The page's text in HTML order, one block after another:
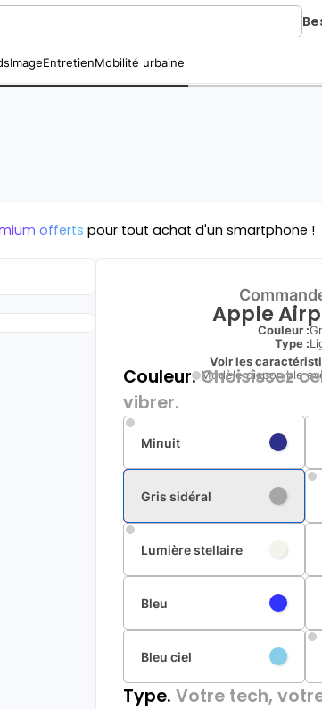
ImageEntretienMobilité urbaine
offerts pour tout achat d'un smartphone !
Apple
Couleur :
Type :
Voir les
Modèle disponible
Couleur.Choisissez
vibrer.
Minuit
Gris sidéral
Lumière stellaire
Bleu
Bleu ciel
Type. Votre tech,